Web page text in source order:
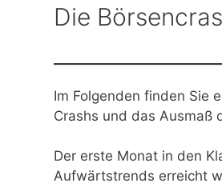
Die
Im Folgenden finden Sie
Crashs und das Ausmaß
Der erste Monat in den
Aufwärtstrends erreicht